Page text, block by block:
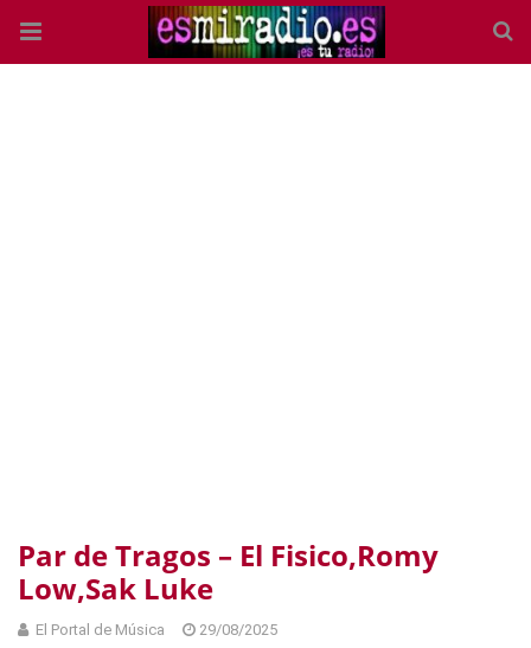
Par de Tragos – El Fisico,Romy
Low,Sak Luke
El Portal de Música 29/08/2025